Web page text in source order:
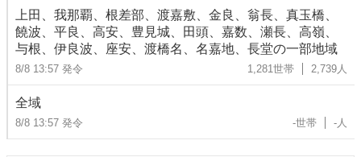
上田、我那覇、根差部、渡嘉敷、金良、翁長、真玉橋、
饒波、平良、高安、豊見城、田頭、嘉数、瀬長、高嶺、
与根、伊良波、座安、渡橋名、名嘉地、長堂の一部地域
8/8 13:57 発令 1,281世帯 2,739人
全域
8/8 13:57 発令 -世帯 -人